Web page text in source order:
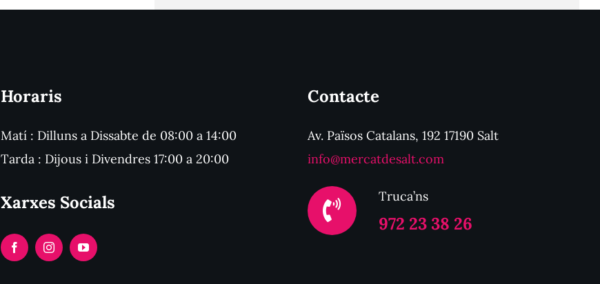
Horaris
Matí : Dilluns a Dissabte de 08:00 a 14:00
Tarda : Dijous i Divendres 17:00 a 20:00
Xarxes Socials
Contacte
Av. Països Catalans, 192 17190 Salt
info@mercatdesalt.com
Truca’ns
972 23 38 26